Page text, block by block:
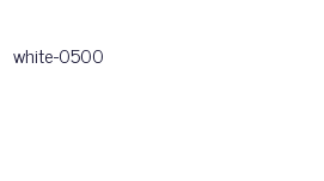
white-0500